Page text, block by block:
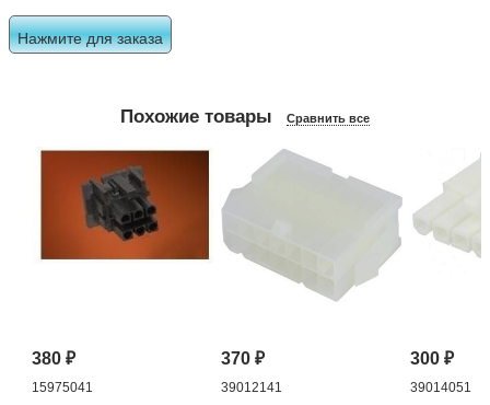
Нажмите для заказа
Похожие товары Сравнить все
380₽
15975041
370₽
39012141
300₽
39014051